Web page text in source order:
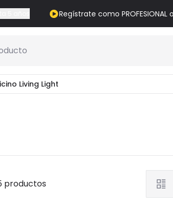
Regístrate como PROFESIONAL o
Living Light
productos